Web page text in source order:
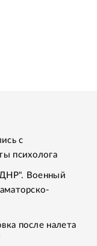
с
психолога
Военный
после налета